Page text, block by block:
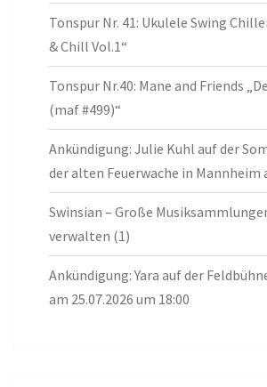
Tonspur Nr. 41: Ukulele Swing
& Chill Vol.1“
Tonspur Nr.40: Mane and Friends
(maf #499)“
Ankündigung: Julie Kuhl auf der
der alten Feuerwache in Mannheim
Swinsian – Große
verwalten (1)
Ankündigung: Yara auf der
am 25.07.2026 um 18:00